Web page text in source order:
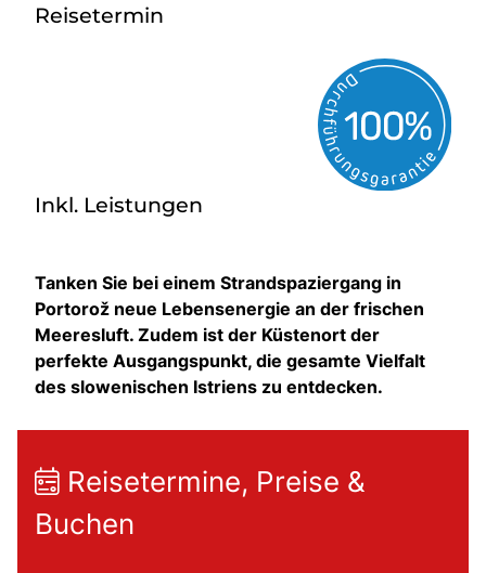
Reisetermin
Inkl. Leistungen
Tanken Sie bei einem Strandspaziergang in
Portorož neue Lebensenergie an der frischen
Meeresluft. Zudem ist der Küstenort der
perfekte Ausgangspunkt, die gesamte Vielfalt
des slowenischen Istriens zu entdecken.
Reisetermine, Preise &
Buchen